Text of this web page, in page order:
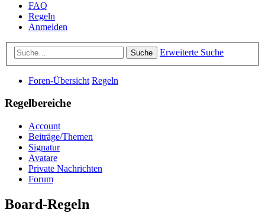
FAQ
Regeln
Anmelden
Suche Erweiterte Suche
Foren-Übersicht Regeln
Regelbereiche
Account
Beiträge/Themen
Signatur
Avatare
Private Nachrichten
Forum
Board-Regeln